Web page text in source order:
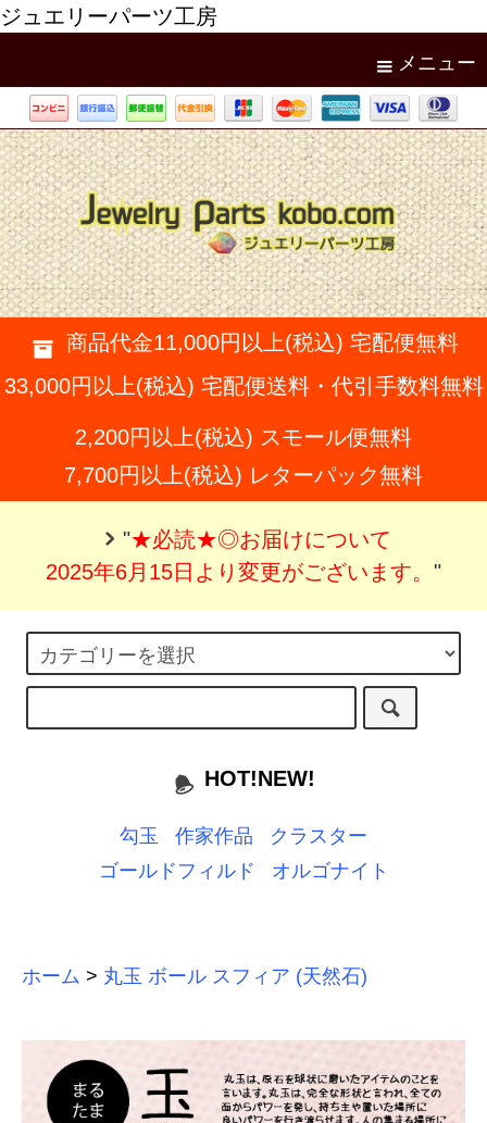
ジュエリーパーツ工房
メニュー
商品代金11,000円以上(税込) 宅配便無料
33,000円以上(税込) 宅配便送料・代引手数料無料
2,200円以上(税込) スモール便無料
7,700円以上(税込) レターパック無料
"★必読★◎お届けについて
2025年6月15日より変更がございます。 "
HOT!NEW!
勾玉 作家作品
クラスター
ゴールドフィルド
オルゴナイト
ホーム > 丸玉 ボール スフィア (天然石)